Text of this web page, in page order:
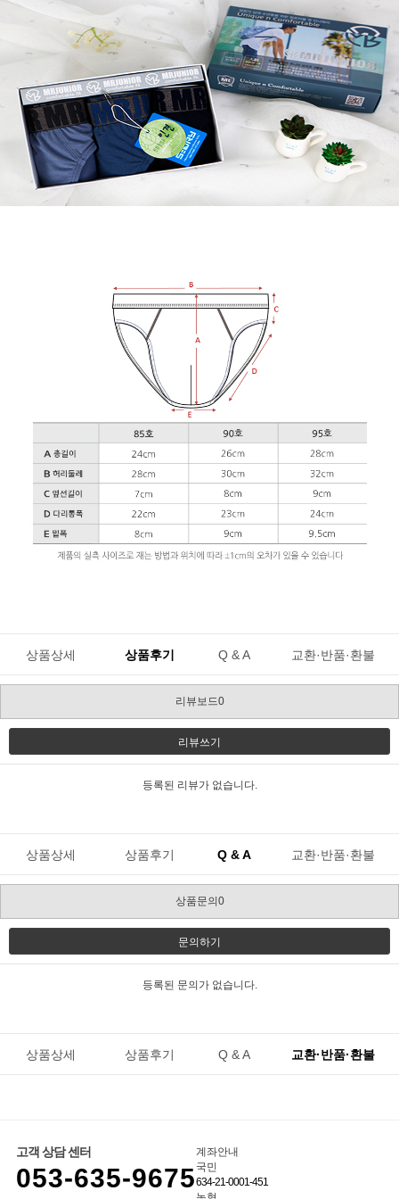
상품상세 상품후기 Q & A 교환·반품·환불
리뷰보드0
리뷰쓰기
등록된 리뷰가 없습니다.
상품상세 상품후기 Q & A 교환·반품·환불
상품문의0
문의하기
등록된 문의가 없습니다.
상품상세 상품후기 Q & A 교환·반품·환불
고객 상담 센터
053-635-9675
계좌안내
국민
634-21-0001-451